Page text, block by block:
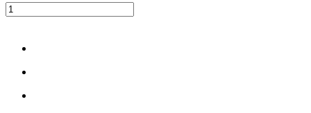
Handle
Pawl
quantity